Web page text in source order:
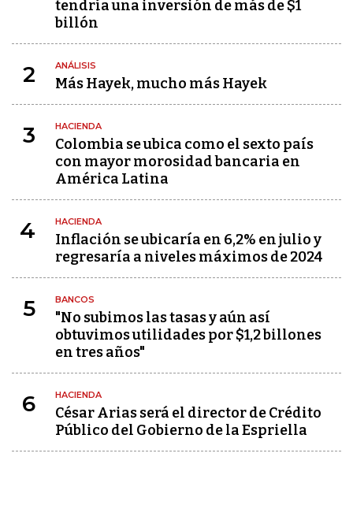
tendría una inversión de más de $1
billón
2 ANÁLISIS
Más Hayek, mucho más Hayek
3 HACIENDA
Colombia se ubica como el sexto país
con mayor morosidad bancaria en
América Latina
4 HACIENDA
Inflación se ubicaría en 6,2% en julio y
regresaría a niveles máximos de 2024
5 BANCOS
"No subimos las tasas y aún así
obtuvimos utilidades por $1,2 billones
en tres años"
6 HACIENDA
César Arias será el director de Crédito
Público del Gobierno de la Espriella